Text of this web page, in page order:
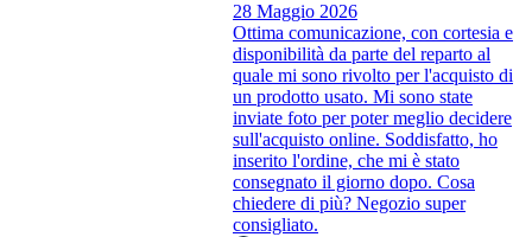
28 Maggio 2026
Ottima comunicazione, con cortesia e
disponibilità da parte del reparto al
quale mi sono rivolto per l'acquisto di
un prodotto usato. Mi sono state
inviate foto per poter meglio decidere
sull'acquisto online. Soddisfatto, ho
inserito l'ordine, che mi è stato
consegnato il giorno dopo. Cosa
chiedere di più? Negozio super
consigliato.